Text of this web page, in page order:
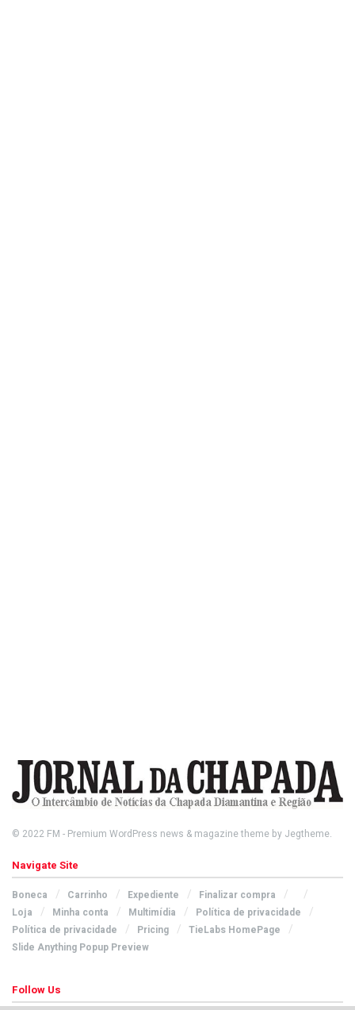
© 2022 FM - Premium WordPress news & magazine theme by Jegtheme.
Navigate Site
Boneca Carrinho Expediente
Finalizar compra
Loja
Minha conta Multimídia
Política de privacidade
Política de privacidade
Pricing
TieLabs HomePage
Slide Anything Popup Preview
Follow Us